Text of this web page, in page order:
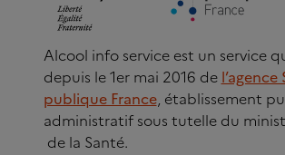
Alcool info service est un service
depuis le 1er mai 2016 de l’agence
publique France, établissement
administratif sous tutelle du
de la Santé.